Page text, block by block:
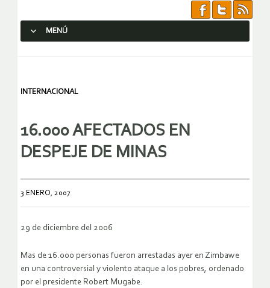
MENÚ
INTERNACIONAL
16.000 AFECTADOS EN
DESPEJE DE MINAS
3 ENERO, 2007
29 de diciembre del 2006
Mas de 16.000 personas fueron arrestadas ayer en Zimbawe
en una controversial y violento ataque a los pobres, ordenado
por el presidente Robert Mugabe.